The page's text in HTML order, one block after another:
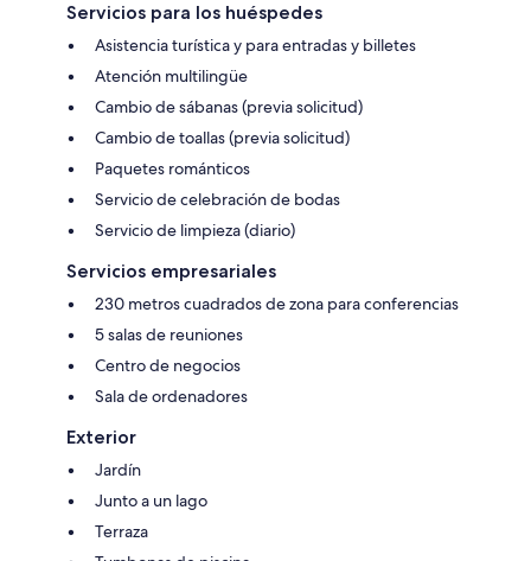
Servicios para los huéspedes
Asistencia turística y para entradas y billetes
Atención multilingüe
Cambio de sábanas (previa solicitud)
Cambio de toallas (previa solicitud)
Paquetes románticos
Servicio de celebración de bodas
Servicio de limpieza (diario)
Servicios empresariales
230 metros cuadrados de zona para conferencias
5 salas de reuniones
Centro de negocios
Sala de ordenadores
Exterior
Jardín
Junto a un lago
Terraza